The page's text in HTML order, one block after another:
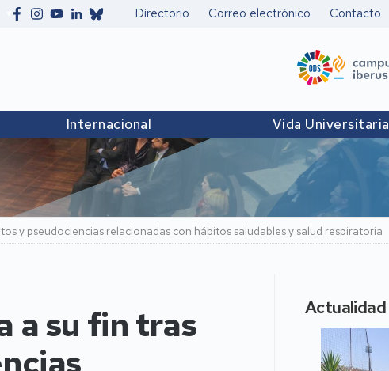
Secundario
Directorio Correo electrónico Contacto
Internacional Vida Universitaria
y pseudociencias relacionadas con hábitos saludables y salud respiratoria
a su fin tras
Actualidad